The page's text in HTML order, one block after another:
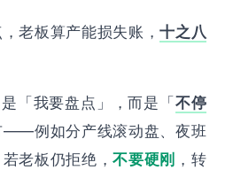
老板算产能损失账，十之八
「我要盘点」，而是「 不停
——例如分产线滚动盘、夜班
老板仍拒绝，不要硬刚 ，转